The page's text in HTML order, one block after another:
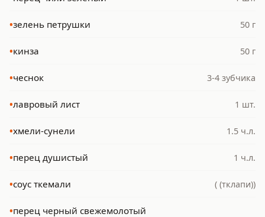
•зелень петрушки 50 г
•кинза 50 г
•чеснок 3-4 зубчика
•лавровый лист 1 шт.
•хмели-сунели 1.5 ч.л.
•перец душистый 1 ч.л.
•соус ткемали ( (тклапи))
•перец черный свежемолотый